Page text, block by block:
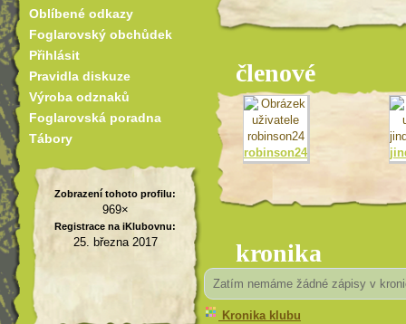
členové
robinson24
kronika
Zatím nemáme žádné zápisy v
Kronika klubu
Oblíbené odkazy
Foglarovský obchůdek
Přihlásit
Pravidla diskuze
Výroba odznaků
Foglarovská poradna
Tábory
Zobrazení tohoto profilu:
969×
Registrace na iKlubovnu:
25. března 2017